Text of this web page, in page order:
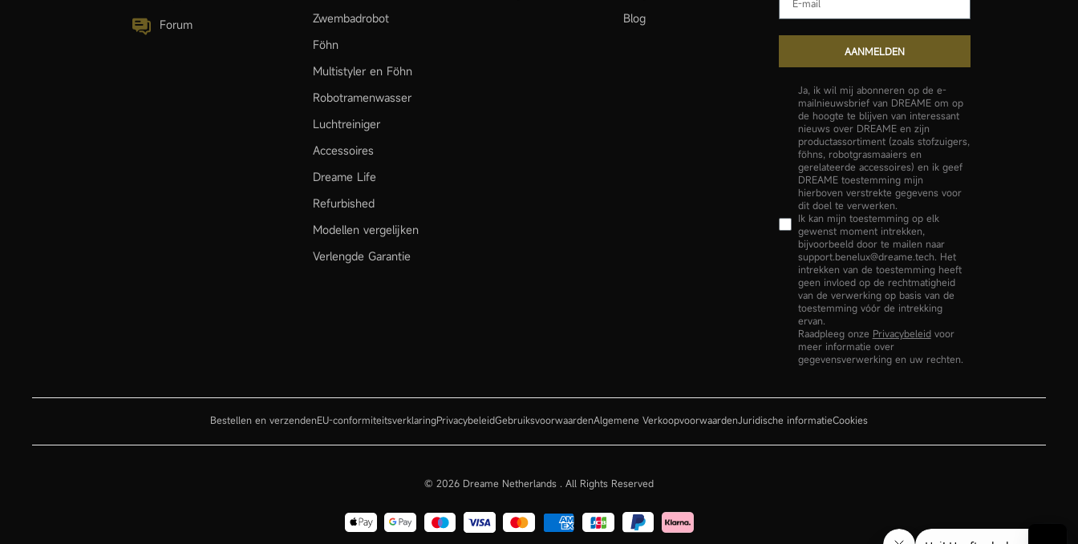
Forum
Zwembadrobot
Föhn
Multistyler en Föhn
Robotramenwasser
Luchtreiniger
Accessoires
Dreame Life
Refurbished
Modellen vergelijken
Verlengde Garantie
Blog
AANMELDEN
Ja, ik wil mij abonneren op de e-
mailnieuwsbrief van DREAME om op
de hoogte te blijven van interessant
nieuws over DREAME en zijn
productassortiment (zoals stofzuigers,
föhns, robotgrasmaaiers en
gerelateerde accessoires) en ik geef
DREAME toestemming mijn
hierboven verstrekte gegevens voor
dit doel te verwerken.
Ik kan mijn toestemming op elk
gewenst moment intrekken,
bijvoorbeeld door te mailen naar
support.benelux@dreame.tech. Het
intrekken van de toestemming heeft
geen invloed op de rechtmatigheid
van de verwerking op basis van de
toestemming vóór de intrekking
ervan.
Raadpleeg onze Privacybeleidvoor
meer informatie over
gegevensverwerking en uw rechten.
Bestellen en verzendenEU-conformiteitsverklaringPrivacybeleidGebruiksvoorwaardenAlgemene VerkoopvoorwaardenJuridische informatieCookies
© 2026 Dreame Netherlands . All Rights Reserved